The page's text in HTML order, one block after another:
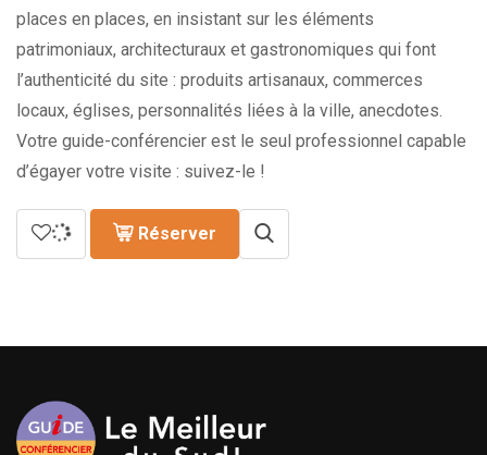
places en places, en insistant sur les éléments
patrimoniaux, architecturaux et gastronomiques qui font
l’authenticité du site : produits artisanaux, commerces
locaux, églises, personnalités liées à la ville, anecdotes.
Votre guide-conférencier est le seul professionnel capable
d’égayer votre visite : suivez-le !
Réserver